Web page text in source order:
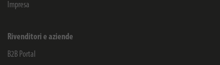
Impresa
Rivenditori e aziende
B2B Portal